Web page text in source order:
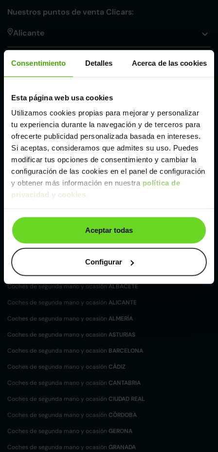
Consentimiento Detalles Acerca de las cookies
Esta página web usa cookies
Utilizamos cookies propias para mejorar y personalizar
tu experiencia durante la navegación y de terceros para
ofrecerte publicidad personalizada basada en intereses.
Si aceptas, consideramos que admites su uso. Puedes
modificar tus opciones de consentimiento y cambiar la
configuración de las cookies en el panel de configuración
y obtener más información en nuestra política de
privacidad y cookies.
Aceptar todas
Configurar
Nuestros puntos de venta Clicars:
Alicante
Córdoba
Madrid
Málaga
Valencia
Zaragoza
Ver Opel Astra de segunda mano y ocasión
Opel Astra de segunda mano y ocasión
Coches de segunda mano y ocasión por
localización
Coches de segunda mano y ocasiónALBACETE
Coches de segunda mano y ocasión ALICANTE
Coches de segunda mano y ocasión ALMERÍA
Coches de segunda mano y ocasión ASTURIAS
Coches de segunda mano y ocasión BARCELONA
Coches de segunda mano y ocasión CÁDIZ
Coches de segunda mano y ocasión CANTABRIA
Coches de segunda mano y ocasión CIUDAD REAL
Coches de segunda mano y ocasión CÓRDOBA
Coches de segunda mano y ocasión GERONA
Coches de segunda mano y ocasión GRANADA